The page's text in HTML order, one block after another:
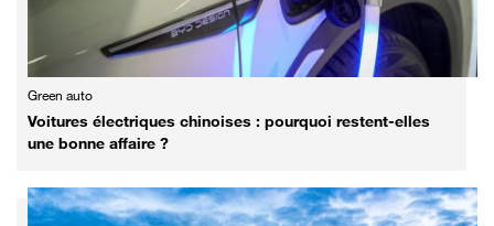
Green auto
Voitures électriques chinoises : pourquoi restent-elles
une bonne affaire ?